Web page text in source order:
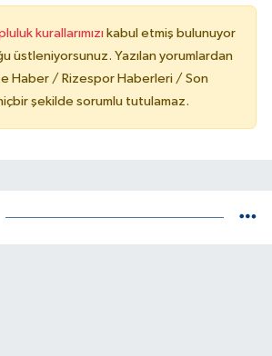
kurallarımızı kabul etmiş bulunuyor
üstleniyorsunuz. Yazılan yorumlardan
Haber / Rizespor Haberleri / Son
şekilde sorumlu tutulamaz.